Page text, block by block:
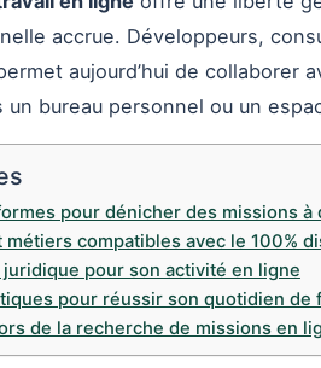
accrue. Développeurs,
aujourd’hui de collaborer
bureau personnel ou un
pour dénicher des missions à
compatibles avec le 100%
pour son activité en ligne
pour réussir son quotidien de
de la recherche de missions en